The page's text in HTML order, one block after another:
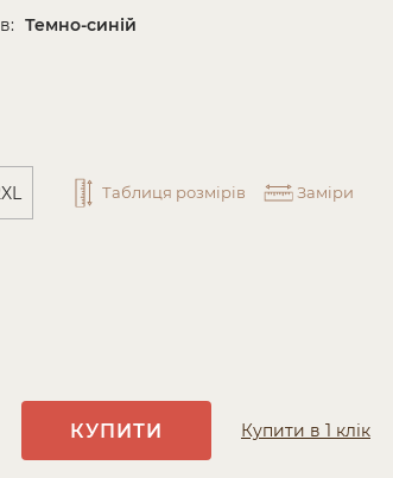
Темно-синій
Таблиця розмірів Заміри
КУПИТИ Купити в 1 клік